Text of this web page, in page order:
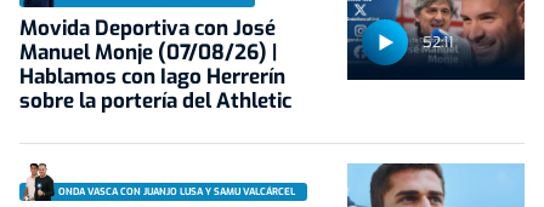
52:11
Movida Deportiva con José
Manuel Monje (07/08/26) |
Hablamos con Iago Herrerín
sobre la portería del Athletic
ONDA VASCA CON JUANJO LUSA Y SAMU VALCÁRCEL